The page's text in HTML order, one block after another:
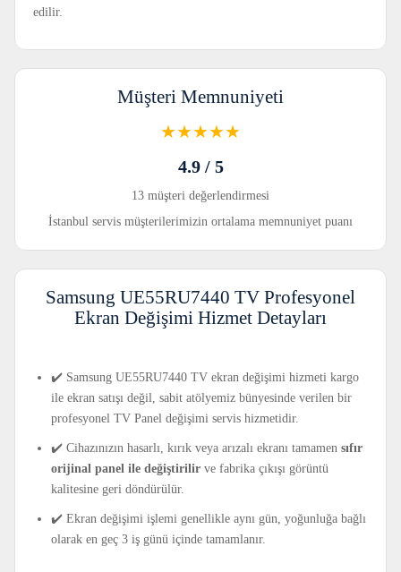
edilir.
Müşteri Memnuniyeti
★★★★★
4.9 / 5
13 müşteri değerlendirmesi
İstanbul servis müşterilerimizin ortalama memnuniyet puanı
Samsung UE55RU7440 TV Profesyonel
Ekran Değişimi Hizmet Detayları
✔️ Samsung UE55RU7440 TV ekran değişimi hizmeti kargo
ile ekran satışı değil, sabit atölyemiz bünyesinde verilen bir
profesyonel TV Panel değişimi servis hizmetidir.
✔️ Cihazınızın hasarlı, kırık veya arızalı ekranı tamamen sıfır
orijinal panel ile değiştirilir ve fabrika çıkışı görüntü
kalitesine geri döndürülür.
✔️ Ekran değişimi işlemi genellikle aynı gün, yoğunluğa bağlı
olarak en geç 3 iş günü içinde tamamlanır.